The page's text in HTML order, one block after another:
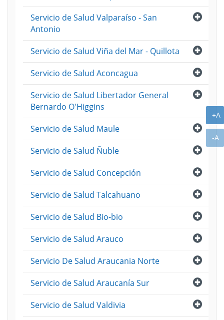
Abrir
Servicio de Salud Valparaíso - San
Antonio
Abrir
Servicio de Salud Viña del Mar - Quillota
Abrir
Servicio de Salud Aconcagua
Abrir
Servicio de Salud Libertador General
Bernardo O'Higgins
Abrir
Servicio de Salud Maule
Abrir
Servicio de Salud Ñuble
Abrir
Servicio de Salud Concepción
Abrir
Servicio de Salud Talcahuano
Abrir
Servicio de Salud Bio-bio
Abrir
Servicio de Salud Arauco
Abrir
Servicio De Salud Araucania Norte
Abrir
Servicio de Salud Araucanía Sur
Abrir
Servicio de Salud Valdivia
+A
-A